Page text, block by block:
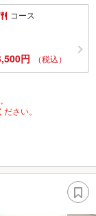
コース
円 （税込）
さい。